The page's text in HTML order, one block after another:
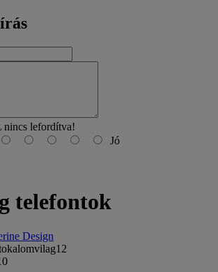
lefordítva!
Jó
telefontok
Design